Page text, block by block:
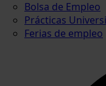
Bolsa de Empleo
Prácticas
Ferias de empleo